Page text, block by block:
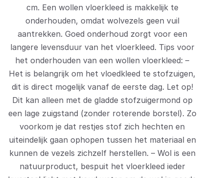
cm. Een wollen vloerkleed is makkelijk te
onderhouden, omdat wolvezels geen vuil
aantrekken. Goed onderhoud zorgt voor een
langere levensduur van het vloerkleed. Tips voor
het onderhouden van een wollen vloerkleed: –
Het is belangrijk om het vloedkleed te stofzuigen,
dit is direct mogelijk vanaf de eerste dag. Let op!
Dit kan alleen met de gladde stofzuigermond op
een lage zuigstand (zonder roterende borstel). Zo
voorkom je dat restjes stof zich hechten en
uiteindelijk gaan ophopen tussen het materiaal en
kunnen de vezels zichzelf herstellen. – Wol is een
natuurproduct, bespuit het vloerkleed ieder